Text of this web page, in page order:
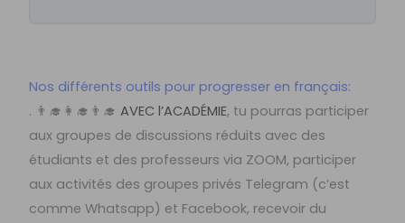
Nos différents outils pour progresser en français:
. 👨‍🎓👩‍🎓👨‍🎓AVEC l’ACADÉMIE, tu pourras participer
aux groupes de discussions réduits avec des
étudiants et des professeurs via ZOOM, participer
aux activités des groupes privés Telegram (c’est
comme Whatsapp) et Facebook, recevoir du